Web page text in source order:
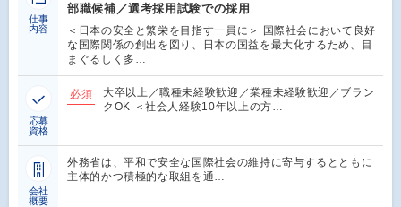
仕事
内容
部職候補／選考採用試験での採用
＜日本の安全と繁栄を目指す一員に＞ 国際社会において良好
な国際関係の創出を図り、日本の国益を最大化するため、目
まぐるしく多…
応募
資格
必須
大卒以上／職種未経験歓迎／業種未経験歓迎／ブラン
クOK ＜社会人経験10年以上の方…
会社
概要
外務省は、平和で安全な国際社会の維持に寄与するとともに
主体的かつ積極的な取組を通…